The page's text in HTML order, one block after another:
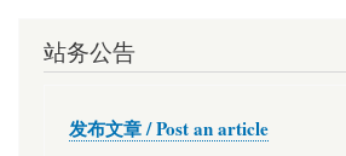
站务公告
发布文章 / Post an article